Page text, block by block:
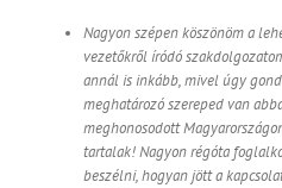
Nagyon szépen köszönöm a
vezetőkről íródó
annál is inkább, mivel úgy
meghatározó szereped van
meghonosodott
tartalak! Nagyon régóta
beszélni, hogyan jött a